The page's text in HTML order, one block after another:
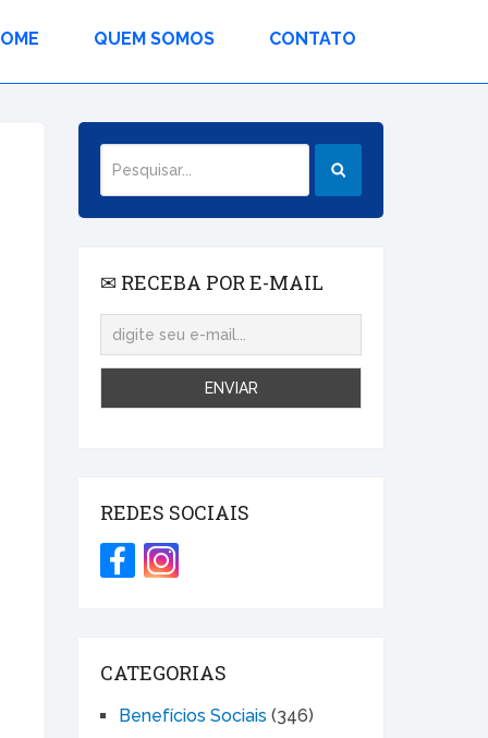
QUEM SOMOS CONTATO
✉ RECEBA POR E-MAIL
REDES SOCIAIS
CATEGORIAS
Benefícios Sociais (346)